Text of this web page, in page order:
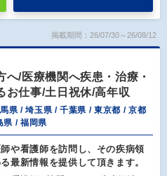
掲載期間：26/07/30～26/08/12
/医療機関へ疾患・治療・
お仕事/土日祝休/高年収
県 / 埼玉県 / 千葉県 / 東京都 / 京都
県 / 福岡県
や看護師を訪問し、その疾病領
最新情報を提供して頂きます。